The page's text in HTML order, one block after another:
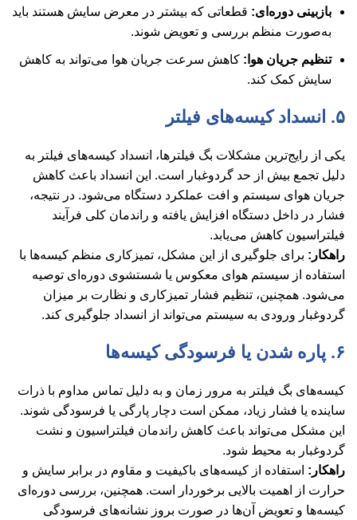
بازبینی دوره‌ای: قطعاتی که بیشتر در معرض سایش هستند باید
به‌صورت منظم بررسی و تعویض شوند.
تنظیم جریان هوا: کاهش سرعت جریان هوا می‌تواند به کاهش
سایش کمک کند.
۵. انسداد کیسه‌های فیلتر
یکی از رایج‌ترین مشکلات بگ فیلترها، انسداد کیسه‌های فیلتر به
دلیل تجمع بیش از حد گردوغبار است. این انسداد باعث کاهش
جریان هوای سیستم و افت عملکرد دستگاه می‌شود. در نتیجه،
فشار در داخل دستگاه افزایش یافته و راندمان کلی فرآیند
فیلتراسیون کاهش می‌یابد.
راهکار: برای جلوگیری از این مشکل، تمیزکاری منظم کیسه‌ها با
استفاده از سیستم هوای معکوس یا شستشوی دوره‌ای توصیه
می‌شود. همچنین، تنظیم فشار تمیزکاری و نظارت بر میزان
گردوغبار ورودی به سیستم می‌تواند از انسداد جلوگیری کند.
۶. پاره شدن یا فرسودگی کیسه‌ها
کیسه‌های بگ فیلتر به مرور زمان و به دلیل تماس مداوم با ذرات
ساینده یا فشار زیاد، ممکن است دچار پارگی یا فرسودگی شوند.
این مشکل می‌تواند باعث کاهش راندمان فیلتراسیون و نشت
گردوغبار به محیط شود.
راهکار: استفاده از کیسه‌های باکیفیت و مقاوم در برابر سایش و
حرارت از اهمیت بالایی برخوردار است. همچنین، بررسی دوره‌ای
کیسه‌ها و تعویض آن‌ها در صورت بروز نشانه‌های فرسودگی